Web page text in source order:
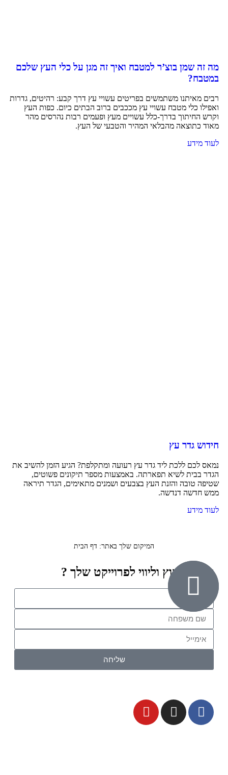
מה זה שמן בוצ’ר למטבח ואיך זה מגן על כלי העץ שלכם
במטבח?
רבים מאיתנו משתמשים בפריטים עשויי עץ דרך קבע: רהיטים, גדרות
ואפילו כלי מטבח עשויי עץ מככבים ברוב הבתים כיום. כפות העץ
וקרש החיתוך בדרך-כלל עשויים מעץ ופעמים רבות נהרסים מהר
מאוד כתוצאה מהבלאי המהיר והטבעי של העץ.
לעוד מידע
חידוש גדר עץ
נמאס לכם ללכת ליד גדר עץ רעועה ומתקלפת? הגיע הזמן להשיב את
הגדר בבית לשיא תפארתה. באמצעות מספר תיקונים פשוטים,
שטיפה טובה והזנת העץ בצבעים ושמנים מתאימים, הגדר תיראה
ממש חדשה דנדשה.
לעוד מידע
המיקום שלך באתר: דף הבית
זקוק לייעוץ וליווי לפרוייקט שלך ?
שליחה